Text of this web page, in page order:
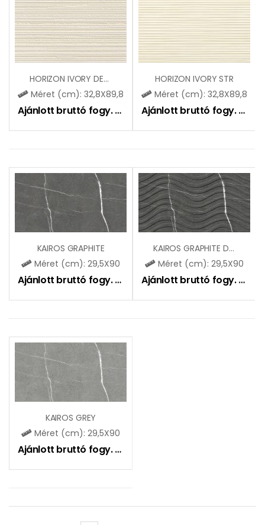
HORIZON IVORY DEKOR
Méret (cm): 32,8X89,8
Ajánlott bruttó fogy. ár: 17350Ft
HORIZON IVORY STR
Méret (cm): 32,8X89,8
Ajánlott bruttó fogy. ár:
KAIROS GRAPHITE
Méret (cm): 29,5X90
Ajánlott bruttó fogy. ár: 10990Ft
KAIROS GRAPHITE DEKOR
Méret (cm): 29,5X90
Ajánlott bruttó fogy. ár:
KAIROS GREY
Méret (cm): 29,5X90
Ajánlott bruttó fogy. ár: